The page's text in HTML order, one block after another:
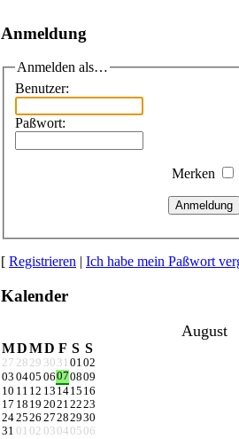
Anmeldung
Anmelden als…
Benutzer:
Paßwort:
Merken
Anmeldung
[ Registrieren | Ich habe mein Paßwort
Kalender
August
MDMD F S S
27 28 29 30 31 0102
03 0405 06070809
10 11 12 13 1415 16
17 18 19 20212223
242526 27282930
31 01 02 03 04 05 06